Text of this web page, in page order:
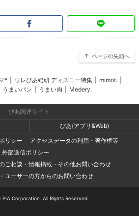
ページの先頭へ
* ウレぴあ総研 ディズニー特集 mimot.
うまいパン うまい肉 Medery.
ぴあ関連サイト
ぴあ(アプリ&Web)
リシー
アクセスデータの利用・著作権等
外部送信ポリシー
ご相談・情報掲載・その他お問い合わせ
ユーザーの方からのお問い合わせ
Corporation. All Rights Reserved.